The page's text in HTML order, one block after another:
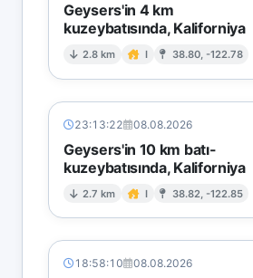
Geysers'in 4 km
kuzeybatısında, Kaliforniya
2.8 km I 38.80, -122.78
23:13:22 08.08.2026
Geysers'in 10 km batı-
kuzeybatısında, Kaliforniya
2.7 km I 38.82, -122.85
18:58:10 08.08.2026